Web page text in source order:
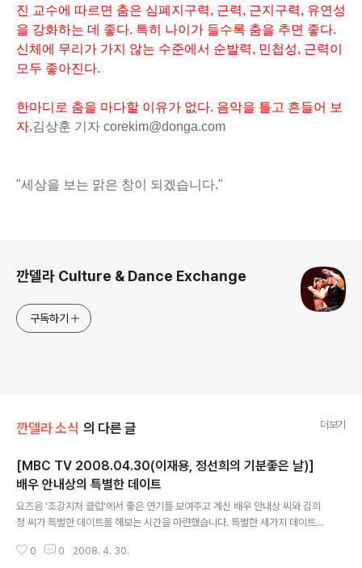
진 교수에 따르면 춤은 심폐지구력, 근력, 근지구력, 유연성
을 강화하는 데 좋다. 특히 나이가 들수록 춤을 추면 좋다.
신체에 무리가 가지 않는 수준에서 순발력, 민첩성, 근력이
모두 좋아진다.
한마디로 춤을 마다할 이유가 없다. 음악을 틀고 흔들어 보
자.김상훈 기자 corekim@donga.com
"세상을 보는 맑은 창이 되겠습니다."
깐델라 Culture & Dance Exchange
구독하기
깐델라 소식 의 다른 글 더보기
[MBC TV 2008.04.30(이재용, 정선희의 기분좋은 날)]
배우 안내상의 특별한 데이트
요즈음 '조강지처 클럽'에서 좋은 연기를 보여주고 계신 배우 안내상 씨와 김희
정 씨가 특별한 데이트를 해보는 시간을 마련했습니다. 특별한 세가지 데이트를
깐델라'에서 1시간 정도 진행한 촬영이었고요.. 안내상 씨나 김희정 씨 모두 쾌
0 0 2008. 4. 30.